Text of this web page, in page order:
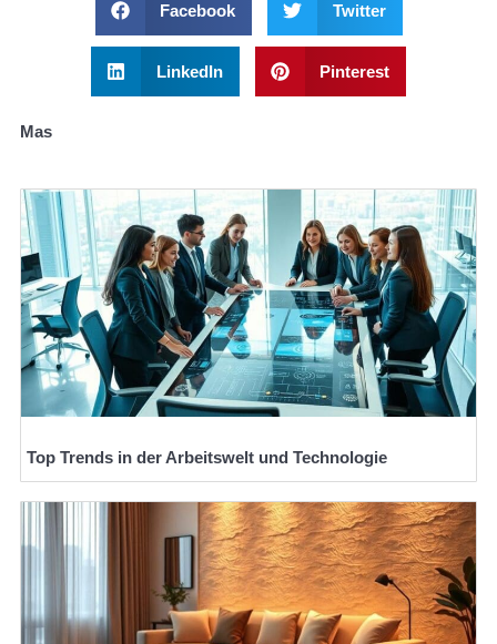
Facebook Twitter
LinkedIn Pinterest
Mas
Top Trends in der Arbeitswelt und Technologie